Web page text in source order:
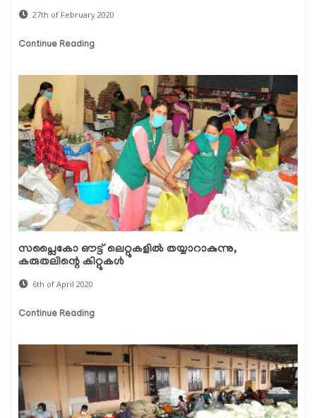
27th of February 2020
Continue Reading
സപ്ലൈകോ ഔട്ട് ലെറ്റുകളില്‍ തയ്യാറാകുന്നു,
കരുതലിന്റെ കിറ്റുകള്‍
6th of April 2020
Continue Reading